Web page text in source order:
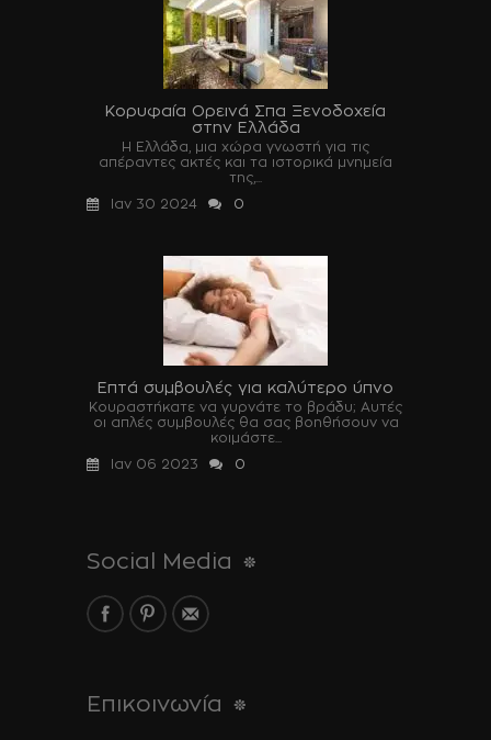
Κορυφαία Ορεινά Σπα Ξενοδοχεία
στην Ελλάδα
Η Ελλάδα, μια χώρα γνωστή για τις
απέραντες ακτές και τα ιστορικά μνημεία
της,...
Ιαν 30 2024
0
Επτά συμβουλές για καλύτερο ύπνο
Κουραστήκατε να γυρνάτε το βράδυ; Αυτές
οι απλές συμβουλές θα σας βοηθήσουν να
κοιμάστε...
Ιαν 06 2023
0
Social Media
Επικοινωνία